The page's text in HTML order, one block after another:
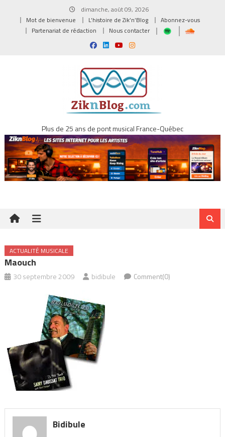
dimanche, août 09, 2026
Mot de bienvenue
L’histoire de Zik’n’Blog
Abonnez-vous
Partenariat de rédaction
Nous contacter
Plus de 25 ans de pont musical France-Québec
ACTUALITÉ MUSICALE
Maouch
30 septembre 2009 bidibule Comment(0)
Bidibule